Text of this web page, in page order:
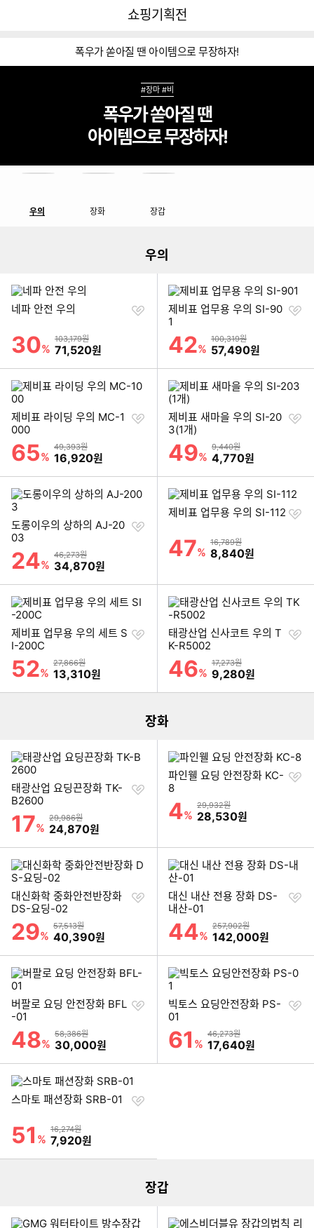
다나와
쇼핑기획전
폭우가 쏟아질 땐 아이템으로 무장하자!
#장마 #비
폭우가 쏟아질 땐
아이템으로 무장하자!
우의 장화 장갑
우의
네파 안전 우의
할인률
30%
상품금액
103,179원
할인금액
71,520원
찜
제비표 업무용 우의 SI-90
1
할인률
42%
상품금액
100,319원
할인금액
57,490원
찜
제비표 라이딩 우의 MC-1
000
할인률
65%
상품금액
49,393원
할인금액
16,920원
찜
제비표 새마을 우의 SI-20
3(1개)
할인률
49%
상품금액
9,440원
할인금액
4,770원
찜
도롱이우의 상하의 AJ-20
03
할인률
24%
상품금액
46,273원
할인금액
34,870원
찜
제비표 업무용 우의 SI-112
할인률
47%
상품금액
16,789원
할인금액
8,840원
찜
제비표 업무용 우의 세트 S
I-200C
할인률
52%
상품금액
27,866원
할인금액
13,310원
찜
태광산업 신사코트 우의 T
K-R5002
할인률
46%
상품금액
17,273원
할인금액
9,280원
찜
장화
태광산업 요딩끈장화 TK-
B2600
할인률
17%
상품금액
29,986원
할인금액
24,870원
찜
파인웰 요딩 안전장화 KC-
8
할인률
4%
상품금액
29,932원
할인금액
28,530원
찜
대신화학 중화안전반장화
DS-요딩-02
할인률
29%
상품금액
57,513원
할인금액
40,390원
찜
대신 내산 전용 장화 DS-
내산-01
할인률
44%
상품금액
257,902원
할인금액
142,000원
찜
버팔로 요딩 안전장화 BFL
-01
할인률
48%
상품금액
58,386원
할인금액
30,000원
찜
빅토스 요딩안전장화 PS-
01
할인률
61 %
상품금액
46,273원
할인금액
17,640원
찜
스마토 패션장화 SRB-01
할인률
51 %
상품금액
16,274원
할인금액
7,920원
찜
장갑